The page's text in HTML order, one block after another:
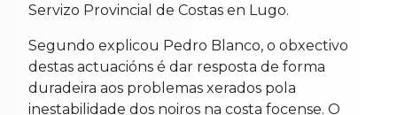
Servizo Provincial de Costas en Lugo.
Segundo explicou Pedro Blanco, o obxectivo
destas actuacións é dar resposta de forma
duradeira aos problemas xerados pola
inestabilidade dos noiros na costa focense. O